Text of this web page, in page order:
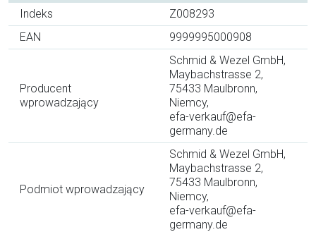
Indeks
Z008293
EAN
9999995000908
Producent
wprowadzający
Schmid & Wezel GmbH,
Maybachstrasse 2,
75433 Maulbronn,
Niemcy,
efa-verkauf@efa-
germany.de
Podmiot wprowadzający
Schmid & Wezel GmbH,
Maybachstrasse 2,
75433 Maulbronn,
Niemcy,
efa-verkauf@efa-
germany.de